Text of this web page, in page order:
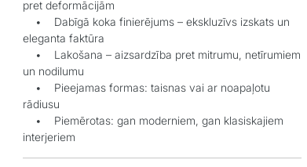
pret deformācijām
• Dabīgā koka finierējums – ekskluzīvs izskats un
eleganta faktūra
• Lakošana – aizsardzība pret mitrumu, netīrumiem
un nodilumu
• Pieejamas formas: taisnas vai ar noapaļotu
rādiusu
• Piemērotas: gan moderniem, gan klasiskajiem
interjeriem